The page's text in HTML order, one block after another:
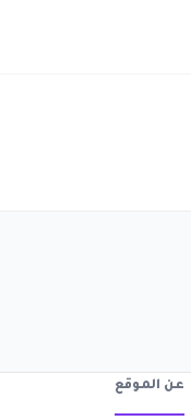
عن الموقع